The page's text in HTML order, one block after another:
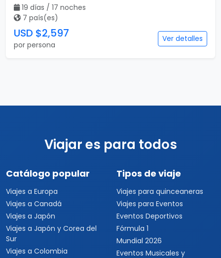
19 días / 17 noches
7 país(es)
USD $2,597
por persona
Ver detalles
Viajar es para todos
Catálogo popular
Viajes a Europa
Viajes a Canadá
Viajes a Japón
Viajes a Japón y Corea del
Sur
Viajes a Colombia
Tipos de viaje
Viajes para quinceaneras
Viajes para Eventos
Eventos Deportivos
Fórmula 1
Mundial 2026
Eventos Musicales y